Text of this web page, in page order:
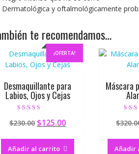
Dermatológica y oftalmológicamente
te recomendamos…
¡OFERTA!
Desmaquillante para
Labios, Ojos y Cejas
5.00
de 5
$230.00 $125.00
Añadir al carrito
Máscara
$
Añadir